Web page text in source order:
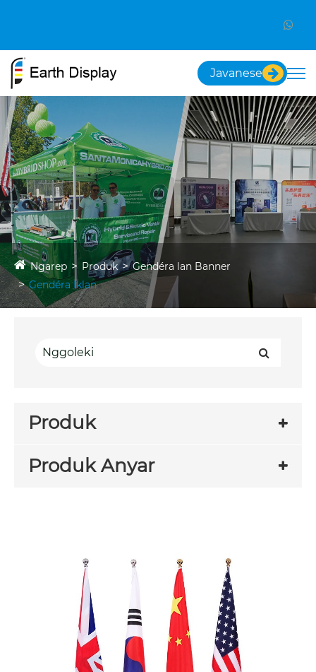
Javanese
Ngarep Produk
Gendéra lan Banner
Gendéra Iklan
Produk
Produk Anyar